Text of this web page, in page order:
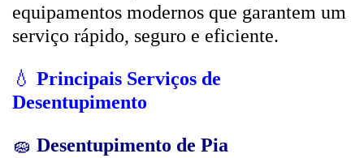
equipamentos modernos que garantem um
serviço rápido, seguro e eficiente.
💧 Principais Serviços de
Desentupimento
🧽 Desentupimento de Pia